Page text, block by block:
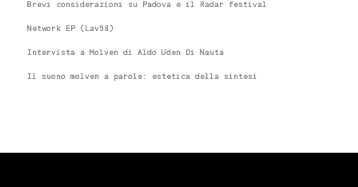
Brevi considerazioni su Padova e il Radar festival
Network EP (Lav58)
Intervista a Molven di Aldo Uden Di Nauta
Il suono molven a parole: estetica della sintesi